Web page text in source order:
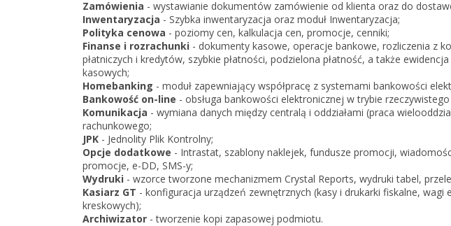
Zamówienia - wystawianie dokumentów zamówienie od klienta oraz do
Inwentaryzacja - Szybka inwentaryzacja oraz moduł Inwentaryzacja;
Polityka cenowa - poziomy cen, kalkulacja cen, promocje, cenniki;
Finanse i rozrachunki - dokumenty kasowe, operacje bankowe, rozliczenia z
płatniczych i kredytów, szybkie płatności, podzielona płatność, a także
kasowych;
Homebanking - moduł zapewniający współpracę z systemami bankowości
Bankowość on-line - obsługa bankowości elektronicznej w trybie
Komunikacja - wymiana danych między centralą i oddziałami (praca
rachunkowego;
JPK - Jednolity Plik Kontrolny;
Opcje dodatkowe - Intrastat, szablony naklejek, fundusze promocji,
promocje, e-DD, SMS-y;
Wydruki - wzorce tworzone mechanizmem Crystal Reports, wydruki tabel,
Kasiarz GT - konfiguracja urządzeń zewnętrznych (kasy i drukarki fiskalne, wagi
kreskowych);
Archiwizator - tworzenie kopi zapasowej podmiotu.